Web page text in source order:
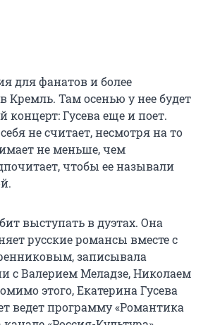
для фанатов и более
Там осенью у нее будет
Гусева еще и поет.
не считает, несмотря на то
не меньше, чем
чтобы ее называли
выступать в дуэтах. Она
русские романсы вместе с
записывала
с Валерием Меладзе, Николаем
этого, Екатерина Гусева
ведет программу «Романтика